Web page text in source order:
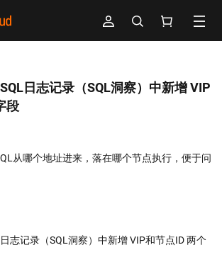
日志记录（SQL洞察）中新增 VIP
段
从哪个地址进来，落在哪个节点执行，便于问
志记录（SQL洞察）中新增 VIP和节点ID 两个